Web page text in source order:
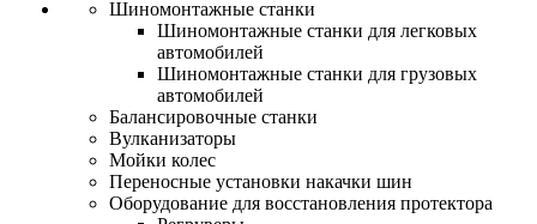
Шиномонтажные станки
Шиномонтажные станки для легковых
автомобилей
Шиномонтажные станки для грузовых
автомобилей
Балансировочные станки
Вулканизаторы
Мойки колес
Переносные установки накачки шин
Оборудование для восстановления протектора